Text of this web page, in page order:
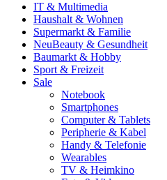
IT & Multimedia
Haushalt & Wohnen
Supermarkt & Familie
NeuBeauty & Gesundheit
Baumarkt & Hobby
Sport & Freizeit
Sale
Notebook
Smartphones
Computer & Tablets
Peripherie & Kabel
Handy & Telefonie
Wearables
TV & Heimkino